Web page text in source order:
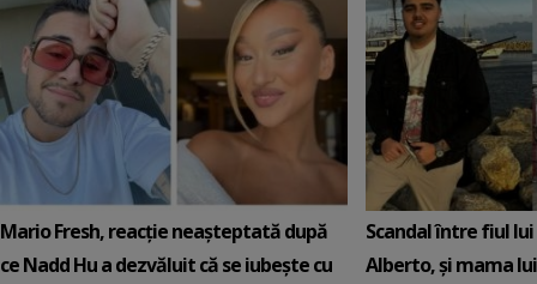
Mario Fresh, reacție neașteptată după
ce Nadd Hu a dezvăluit că se iubește cu
Scandal între fiul
Alberto, și mama